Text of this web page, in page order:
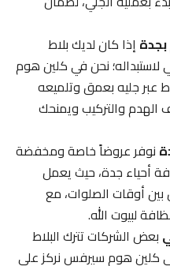
إذا كان لديك بلاط
نحن في كلين هوم
جليه بعمق وتلميعه
والتركيب ويمنحك
عروضاً خاصة ومخفضة
أحياء جدة، حيث يعمل
أوقات الصلوات، مع
لبيوت الله.
الشركات تترك البلاط
هوم سيرفس نركز على